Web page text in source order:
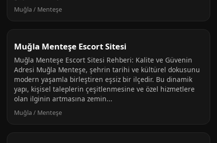
Muğla / Menteşe
Muğla Menteşe Escort Sitesi
Muğla Menteşe Escort Sitesi Rehberi: Kalite ve Güvenin
Adresi Muğla Menteşe, şehrin tarihi ve kültürel dokusunu
modern yaşamla birleştiren eşsiz bir ilçedir. Bu dinamik
yapı, kişisel taleplerin çeşitlenmesine ve özel hizmetlere
olan ilginin artmasına zemin...
Muğla / Menteşe